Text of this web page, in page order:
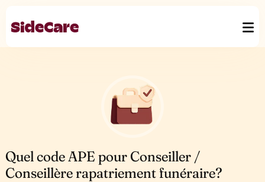
Quel code APE pour Conseiller /
Conseillère rapatriement funéraire?